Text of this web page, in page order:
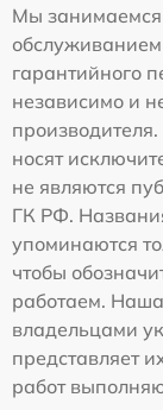
Мы занимаемся
гарантийного
независимо и
носят
не являются
ГК РФ.
упоминаются
чтобы
работаем.
владельцами
представляет
работ